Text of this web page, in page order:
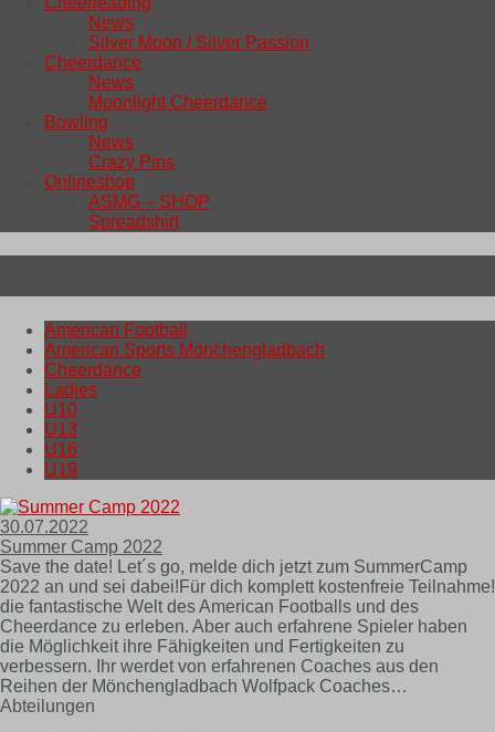
News
Silver Moon / Silver Passion
Cheerdance
News
Moonlight Cheerdance
Bowling
News
Crazy Pins
Onlineshop
ASMG – SHOP
Spreadshirt
American Football
American Sports Mönchengladbach
Cheerdance
Ladies
U10
U13
U16
U19
30.07.2022
Summer Camp 2022
Save the date! Let´s go, melde dich jetzt zum SummerCamp
2022 an und sei dabei!Für dich komplett kostenfreie Teilnahme!
die fantastische Welt des American Footballs und des
Cheerdance zu erleben. Aber auch erfahrene Spieler haben
die Möglichkeit ihre Fähigkeiten und Fertigkeiten zu
verbessern. Ihr werdet von erfahrenen Coaches aus den
Reihen der Mönchengladbach Wolfpack Coaches…
Abteilungen